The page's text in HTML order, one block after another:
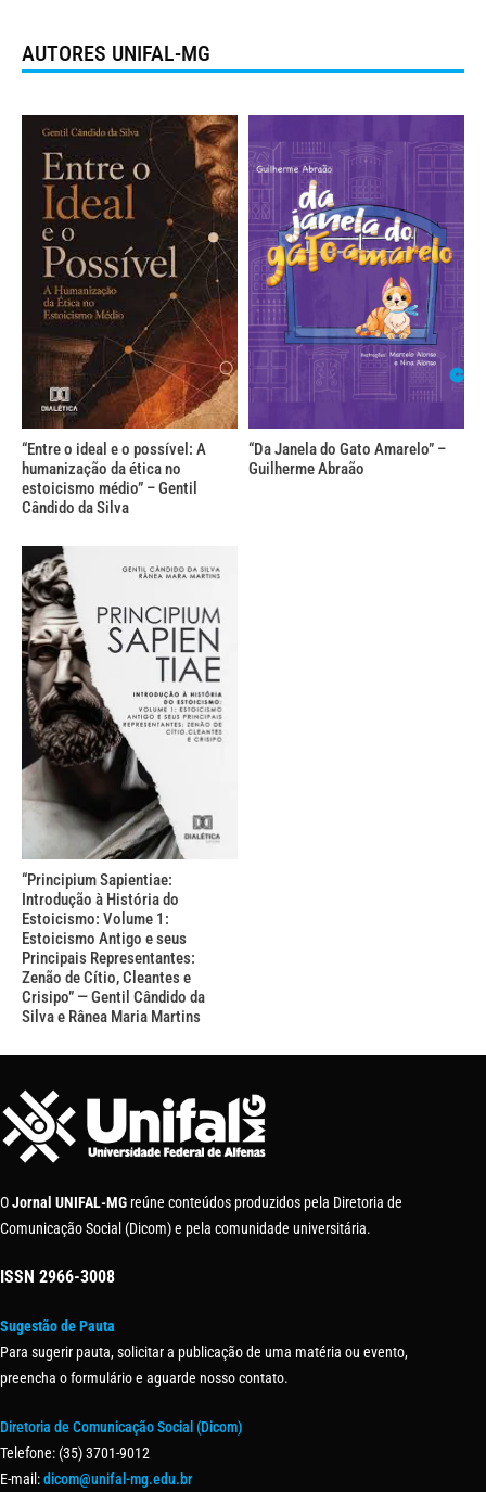
AUTORES UNIFAL-MG
“Entre o ideal e o possível: A
humanização da ética no
estoicismo médio” – Gentil
Cândido da Silva
“Da Janela do Gato Amarelo” –
Guilherme Abraão
“Principium Sapientiae:
Introdução à História do
Estoicismo: Volume 1:
Estoicismo Antigo e seus
Principais Representantes:
Zenão de Cítio, Cleantes e
Crisipo” — Gentil Cândido da
Silva e Rânea Maria Martins
OJornal UNIFAL-MG reúne conteúdos produzidos pela Diretoria de
Comunicação Social (Dicom) e pela comunidade universitária.
ISSN 2966-3008
Sugestão de Pauta
Para sugerir pauta, solicitar a publicação de uma matéria ou evento,
preencha o formulário e aguarde nosso contato.
Diretoria de Comunicação Social (Dicom)
Telefone: (35) 3701-9012
E-mail:dicom@unifal-mg.edu.br